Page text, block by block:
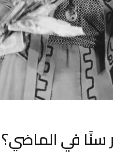
سنًا في الماضي؟